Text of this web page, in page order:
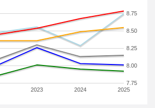
2023 2024 2025
7.75
8.00
8.25
8.50
8.75